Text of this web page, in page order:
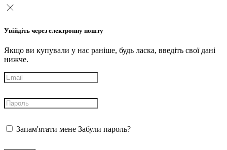
Увійдіть через електронну пошту
Якщо ви купували у нас раніше, будь ласка, введіть свої дані
нижче.
Запам'ятати мене Забули пароль?